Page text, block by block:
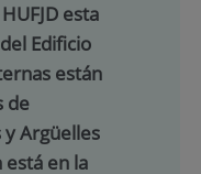
esta
Edificio
están
de
y Argüelles
está en la